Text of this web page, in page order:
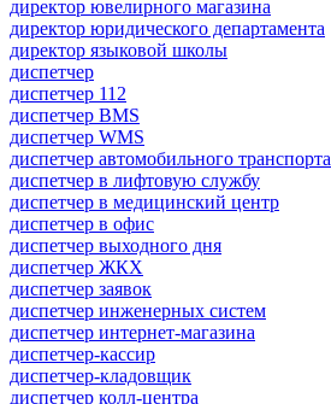
директор ювелирного магазина
директор юридического департамента
директор языковой школы
диспетчер
диспетчер 112
диспетчер BMS
диспетчер WMS
диспетчер автомобильного транспорта
диспетчер в лифтовую службу
диспетчер в медицинский центр
диспетчер в офис
диспетчер выходного дня
диспетчер ЖКХ
диспетчер заявок
диспетчер инженерных систем
диспетчер интернет-магазина
диспетчер-кассир
диспетчер-кладовщик
диспетчер колл-центра